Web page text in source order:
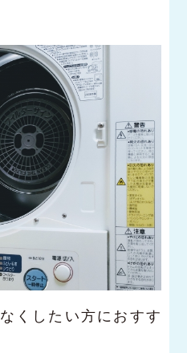
くしたい方におすす